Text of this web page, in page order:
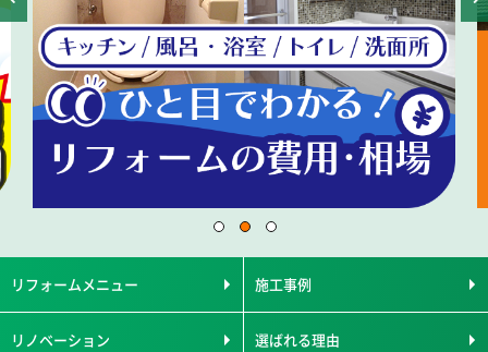
リフォームメニュー 施工事例
リノベーション 選ばれる理由